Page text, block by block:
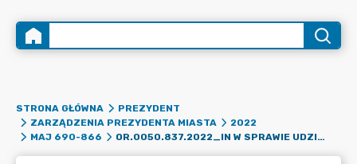
STRONA GŁÓWNA
PREZYDENT
ZARZĄDZENIA PREZYDENTA MIASTA
2022
MAJ 690-866
OR.0050.837.2022_IN W SPRAWIE UDZIELENIA ZAMÓWIENIA I ZLECENIA OPRACOWANIA DWÓCH KOSZTORYSÓW INWESTORSKICH DLA INWESTYCJI POLEGAJĄCEJ NA REMONCIE, PRZEBUDOWIE I ZMIANIE SPOSOBU UŻYTKOWANIA BUDYNKU PRZY UL. KŁOKOCIŃSKIEJ 78 A W ŻORACH